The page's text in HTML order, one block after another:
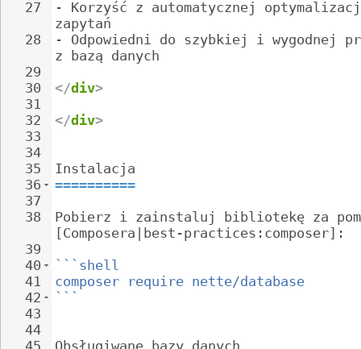
27
28
29
30
31
32
33
34
35
36
37
38
39
40
41
42
43
44
45
- Korzyść z automatycznej
zapytań
- Odpowiedni do szybkiej i wygodnej
z bazą danych
</div>
</div>
Instalacja
==========
Pobierz i zainstaluj bibliotekę za
[Composera|best-practices:composer]:
```shell
composer require nette/database
```
Obsługiwane bazy danych